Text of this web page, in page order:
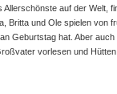
Allerschönste auf der Welt,
Britta und Ole spielen von
Geburtstag hat. Aber
vorlesen und